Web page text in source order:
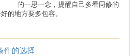
的一思一念，提醒自己多看同修的
的地方要多包容。
件的选择